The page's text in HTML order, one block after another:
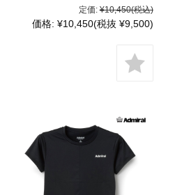
定価: ¥10,450(税込)
価格: ¥10,450(税抜 ¥9,500)